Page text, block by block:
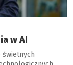
w AI
świetnych